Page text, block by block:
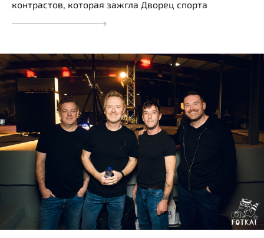
контрастов, которая зажгла Дворец спорта